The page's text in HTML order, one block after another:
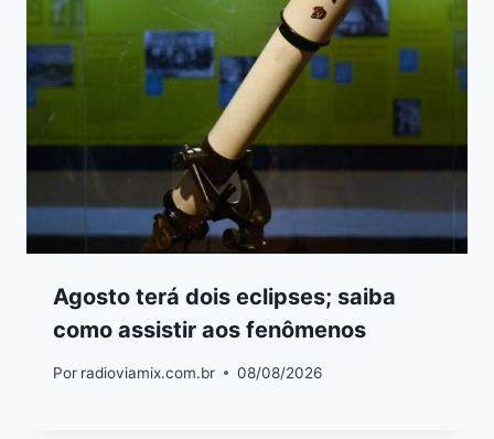
Agosto terá dois eclipses; saiba
como assistir aos fenômenos
Por radioviamix.com.br 08/08/2026